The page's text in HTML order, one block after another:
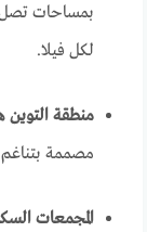
بمساحات
لكل فيلا.
منطقة
مصممة
المجمعات